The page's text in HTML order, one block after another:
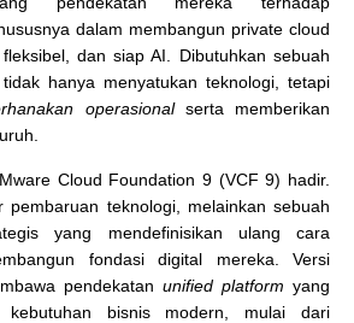
dalam membangun private cloud
dan siap AI . Dibutuhkan sebuah
hanya menyatukan teknologi, tetapi
operasionalserta memberikan
Cloud Foundation 9 (VCF 9) hadir.
pembaruan teknologi, melainkan sebuah
yang mendefinisikan ulang cara
fondasi digital mereka. Versi
pendekatan unified platform yang
kebutuhan bisnis modern, mulai dari